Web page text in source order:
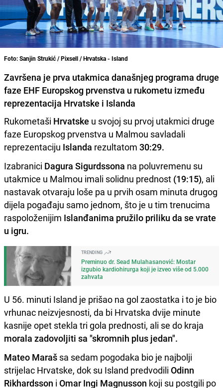
Foto: Sanjin Strukić / Pixsell / Hrvatska - Island
Završena je prva utakmica današnjeg programa druge
faze EHF Europskog prvenstva u rukometu između
reprezentacija Hrvatske i Islanda
Rukometaši Hrvatske u svojoj su prvoj utakmici druge
faze Europskog prvenstva u Malmou savladali
reprezentaciju Islanda rezultatom 30:29.
Izabranici Dagura Sigurdssona na poluvremenu su
utakmice u Malmou imali solidnu prednost (19:15), ali
nastavak otvaraju loše pa u prvih osam minuta drugog
dijela pogađaju samo jednom, što je u tim trenucima
raspoloženijim Islanđanima pružilo priliku da se vrate
u igru.
TRENDING
Preminuo dr. Sead Mulahasanović: Mostar
izgubio kardiohirurga koji je izveo više od 5.000
zahvata
U 56. minuti Island je prišao na gol zaostatka i to je bio
vrhunac neizvjesnosti, da bi Hrvatska dvije minute
kasnije opet stekla tri gola prednosti, ali se do kraja
morala zadovoljiti sa "skromnih plus jedan".
Mateo Maraš sa sedam pogodaka bio je najbolji
strijelac Hrvatske, dok su Island predvodili Odinn
Rikhardsson i Omar Ingi Magnusson koji su postgili po